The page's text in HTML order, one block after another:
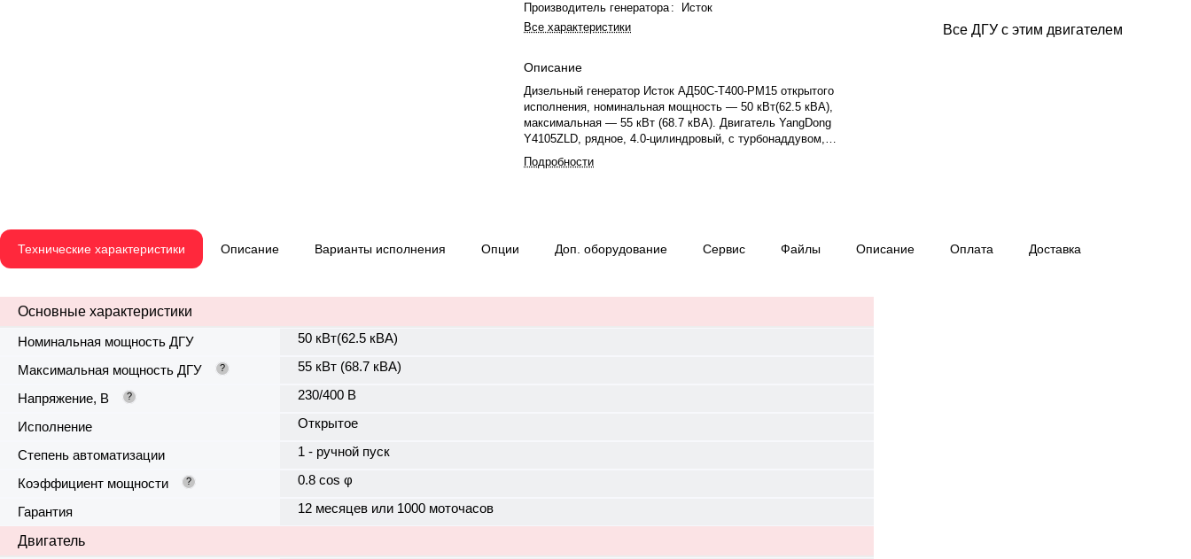
Производитель генератора:
Исток
Все характеристики
Описание
Дизельный генератор Исток АД50С-Т400-РМ15 открытого
исполнения, номинальная мощность — 50 кВт(62.5 кВА),
максимальная — 55 кВт (68.7 кВА). Двигатель YangDong
Y4105ZLD, рядное, 4.0-цилиндровый, с турбонаддувом,
механический регулятором оборотов. Номинальная мощность
двигателя — 55 кВт. Объём двигателя — 4.1 л. Система
Степень сжатия — 17:1. Время автономной работы при 75%
— 12 месяцев или 1000 моточасов.
Подробности
Все ДГУ с этим двигателем
Технические характеристики Описание Варианты исполнения Опции Доп. оборудование Сервис Файлы Описание Оплата Доставка
Основные характеристики
Номинальная мощность ДГУ
50 кВт(62.5 кВА)
Максимальная мощность ДГУ ? 55 кВт (68.7 кВА)
Напряжение, В ? 230/400 В
Исполнение Открытое
Степень автоматизации 1 - ручной пуск
Коэффициент мощности ? 0.8 cos φ
Гарантия 12 месяцев или 1000 моточасов
Двигатель